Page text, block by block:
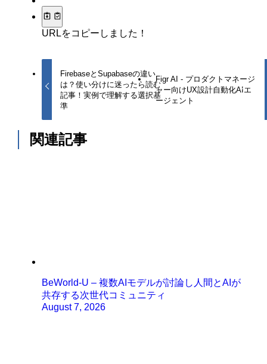
URLをコピーしました！
FirebaseとSupabaseの違い
は？使い分けに迷ったら読む
記事！実例で理解する選択基
準
Figr AI - プロダクトマネージ
ャー向けUX設計自動化AIエ
ージェント
関連記事
BeWorld-U – 複数AIモデルが討論し人間とAIが
共存する次世代コミュニティ
August 7, 2026